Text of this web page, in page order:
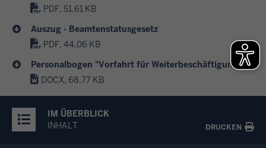
PDF, 51,61 KB
Auszug - Beamtenstatusgesetz
PDF, 44,06 KB
Personalbogen "Vorfahrt für Weiterbeschäftigung "
DOCX, 68,77 KB
IM ÜBERBLICK
INHALT
DRUCKEN